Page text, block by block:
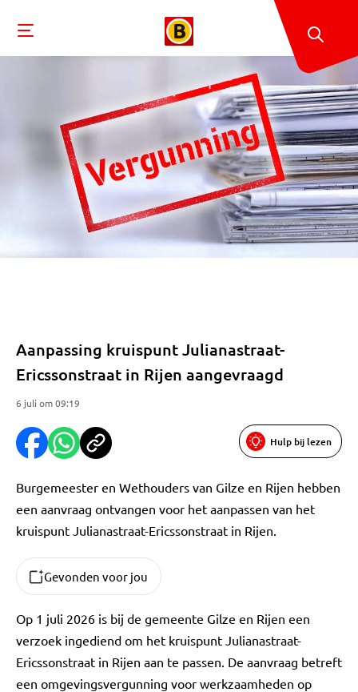
Aanpassing kruispunt Julianastraat-
Ericssonstraat in Rijen aangevraagd
6 juli om 09:19
Hulp bij lezen
Burgemeester en Wethouders van Gilze en Rijen hebben
een aanvraag ontvangen voor het aanpassen van het
kruispunt Julianastraat-Ericssonstraat in Rijen.
Gevonden voor jou
Op 1 juli 2026 is bij de gemeente Gilze en Rijen een
verzoek ingediend om het kruispunt Julianastraat-
Ericssonstraat in Rijen aan te passen. De aanvraag betreft
een omgevingsvergunning voor werkzaamheden op